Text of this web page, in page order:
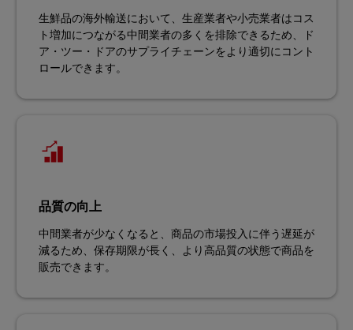
生鮮品の海外輸送において、生産業者や小売業者はコス
ト増加につながる中間業者の多くを排除できるため、ド
ア・ツー・ドアのサプライチェーンをより適切にコント
ロールできます。
品質の向上
中間業者が少なくなると、商品の市場投入に伴う遅延が
減るため、保存期限が長く、より高品質の状態で商品を
販売できます。